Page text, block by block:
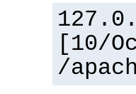
[10/
/